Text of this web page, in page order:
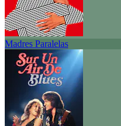
Madres Paralelas